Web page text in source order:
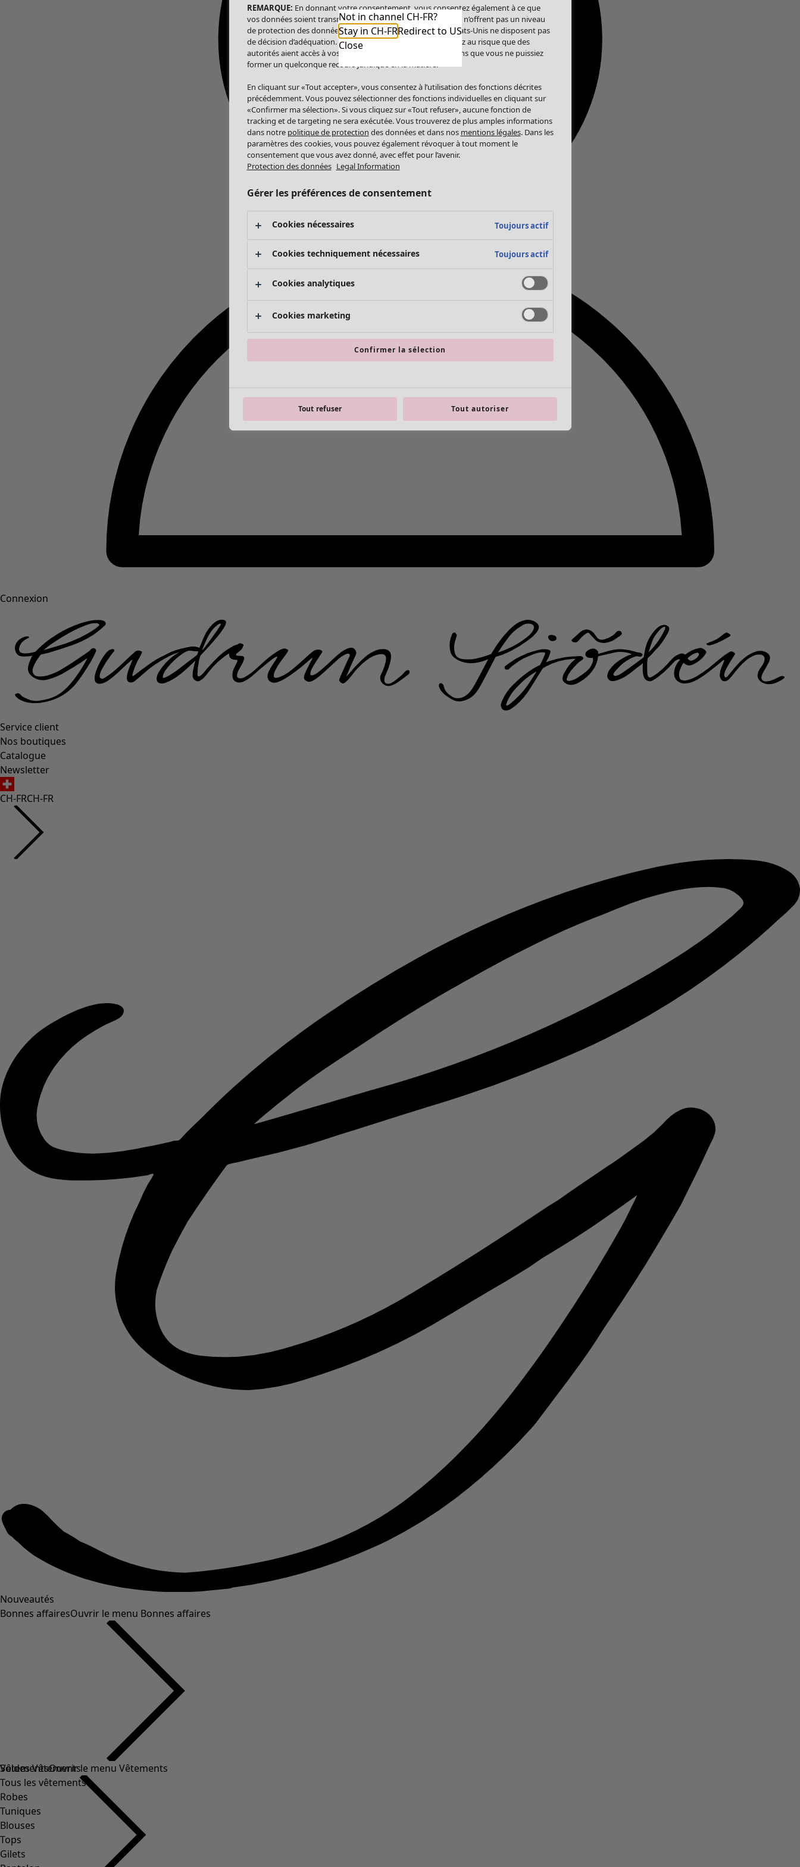
Connexion
Service client
Nos boutiques
Catalogue
Newsletter
CH-FRCH-FR
Nouveautés
Bonnes affairesOuvrir le menu Bonnes affaires
Soldes Vêtements
Tous les vêtements
Robes
Tuniques
Blouses
Tops
Gilets
VêtementsOuvrir le menu Vêtements
Not in channel CH-FR?
Stay in CH-FRRedirect to US
Close
REMARQUE: En donnant votre consentement, vous consentez également à ce que
vos données soient transmises aux États-Unis. Les États-Unis n’offrent pas un niveau
de protection des données comparable à celui de l’UE. Les États-Unis ne disposent pas
de décision d’adéquation. Par conséquent, vous vous exposez au risque que des
autorités aient accès à vos données à caractère personnel sans que vous ne puissiez
former un quelconque recours juridique en la matière.
En cliquant sur «Tout accepter», vous consentez à l’utilisation des fonctions décrites
précédemment. Vous pouvez sélectionner des fonctions individuelles en cliquant sur
«Confirmer ma sélection». Si vous cliquez sur «Tout refuser», aucune fonction de
tracking et de targeting ne sera exécutée. Vous trouverez de plus amples informations
dans notre politique de protection des données et dans nos mentions légales. Dans les
paramètres des cookies, vous pouvez également révoquer à tout moment le
consentement que vous avez donné, avec effet pour l’avenir.
Protection des données Legal Information
Gérer les préférences de consentement
Cookies nécessaires Toujours actif
Cookies techniquement nécessaires Toujours actif
Cookies analytiques
Cookies marketing
Confirmer la sélection
Tout refuser Tout autoriser